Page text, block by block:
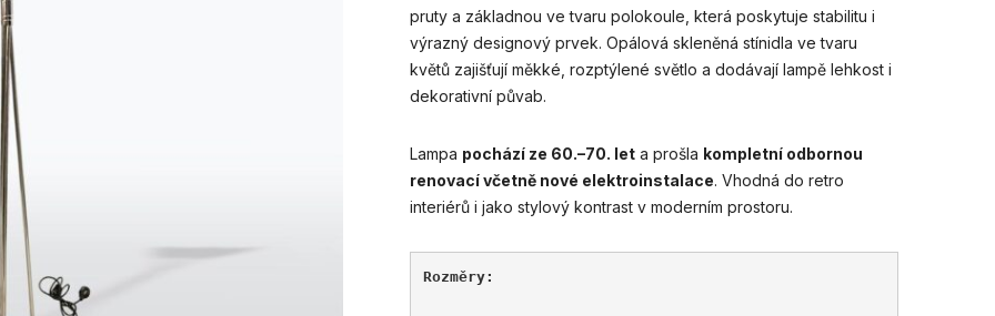
pruty a základnou ve tvaru polokoule, která poskytuje stabilitu i
výrazný designový prvek. Opálová skleněná stínidla ve tvaru
květů zajišťují měkké, rozptýlené světlo a dodávají lampě lehkost i
dekorativní půvab.
Lampa pochází ze 60.–70. leta prošla kompletní odbornou
renovací včetně nové elektroinstalace. Vhodná do retro
interiérů i jako stylový kontrast v moderním prostoru.
Rozměry: